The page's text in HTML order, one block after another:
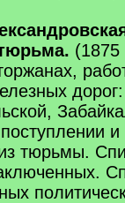
(1875
тюрьмы.